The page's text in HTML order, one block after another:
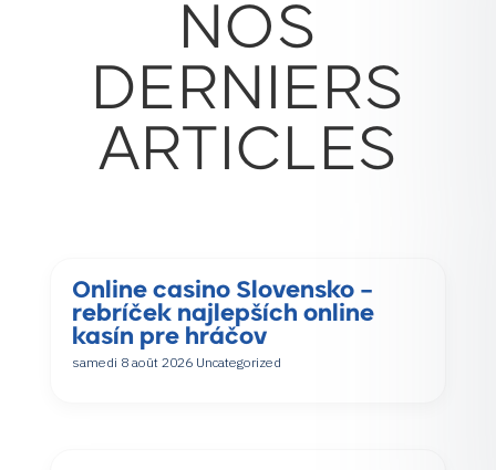
NOS
DERNIERS
ARTICLES
Online casino Slovensko –
rebríček najlepších online
kasín pre hráčov
samedi 8 août 2026 Uncategorized